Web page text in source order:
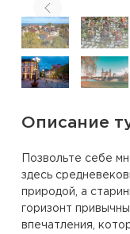
Описание
Позвольте себе
здесь
природой, а
горизонт
впечатления,